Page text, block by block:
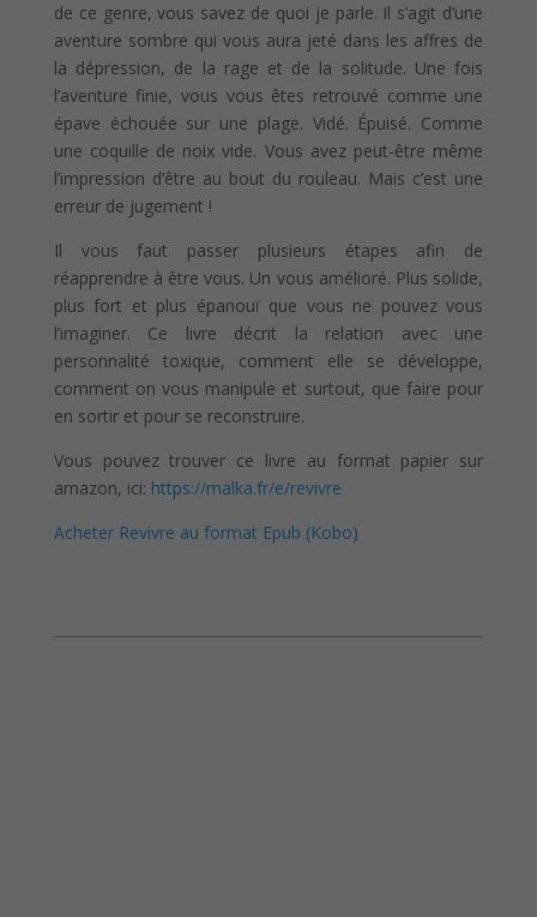
de ce genre, vous savez de quoi je parle. Il s’agit d’une
aventure sombre qui vous aura jeté dans les affres de
la dépression, de la rage et de la solitude. Une fois
l’aventure finie, vous vous êtes retrouvé comme une
épave échouée sur une plage. Vidé. Épuisé. Comme
une coquille de noix vide. Vous avez peut-être même
l’impression d’être au bout du rouleau. Mais c’est une
erreur de jugement !
Il vous faut passer plusieurs étapes afin de
réapprendre à être vous. Un vous amélioré. Plus solide,
plus fort et plus épanouï que vous ne pouvez vous
l’imaginer. Ce livre décrit la relation avec une
personnalité toxique, comment elle se développe,
comment on vous manipule et surtout, que faire pour
en sortir et pour se reconstruire.
Vous pouvez trouver ce livre au format papier sur
amazon, ici: https://malka.fr/e/revivre
Acheter Revivre au format Epub (Kobo)